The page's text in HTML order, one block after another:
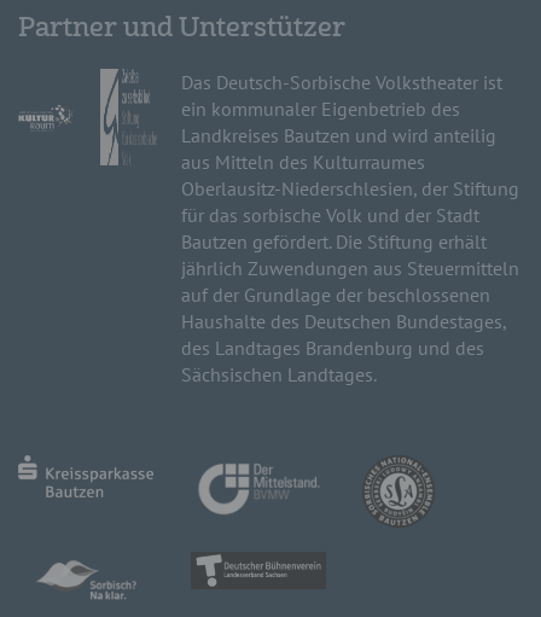
Partner und Unterstützer
Das Deutsch-Sorbische Volkstheater ist
ein kommunaler Eigenbetrieb des
Landkreises Bautzen und wird anteilig
aus Mitteln des Kulturraumes
Oberlausitz-Niederschlesien, der Stiftung
für das sorbische Volk und der Stadt
Bautzen gefördert. Die Stiftung erhält
jährlich Zuwendungen aus Steuermitteln
auf der Grundlage der beschlossenen
Haushalte des Deutschen Bundestages,
des Landtages Brandenburg und des
Sächsischen Landtages.